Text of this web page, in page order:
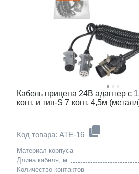
Кабель прицепа 24В адаптер с
конт. и тип-S 7 конт. 4,5м
Код товара: ATE-16
Материал корпуса
Длина кабеля, м
Количество контактов